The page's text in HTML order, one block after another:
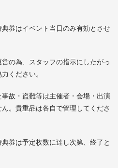
典券はイベント当日のみ有効とさせ
の為、スタッフの指示にしたがっ
ください。
事故・盗難等は主催者・会場・出演
。貴重品は各自で管理してくださ
券は予定枚数に達し次第、終了と